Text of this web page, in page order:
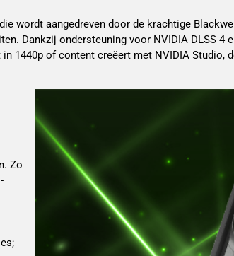
wordt aangedreven door de krachtige
Dankzij ondersteuning voor NVIDIA DLSS 4
1440p of content creëert met NVIDIA Studio,
Zo